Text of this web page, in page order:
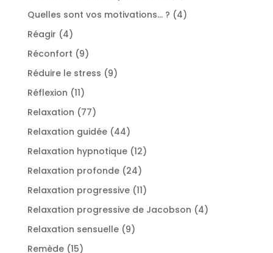
produits
Quelles sont vos motivations... ? 44
Réagir 44
produits
Réconfort 99
produits
Réduire le stress 99
Réflexion 1111
produits
Relaxation 7777
produits
Relaxation guidée 4444
produits
Relaxation hypnotique 1212
Relaxation profonde 2424
produits
Relaxation progressive 1111
produits
Relaxation progressive de Jacobson 44
Relaxation sensuelle 99
Remède 1515